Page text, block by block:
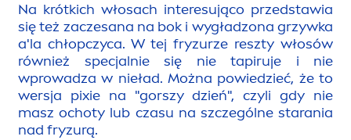
Na krótkich włosach interesująco przedstawia
się też zaczesana na bok i wygładzona grzywka
a'la chłopczyca. W tej fryzurze reszty włosów
również specjalnie się nie tapiruje i nie
wprowadza w nieład. Można powiedzieć, że to
wersja pixie na "gorszy dzień", czyli gdy nie
masz ochoty lub czasu na szczególne starania
nad fryzurą.